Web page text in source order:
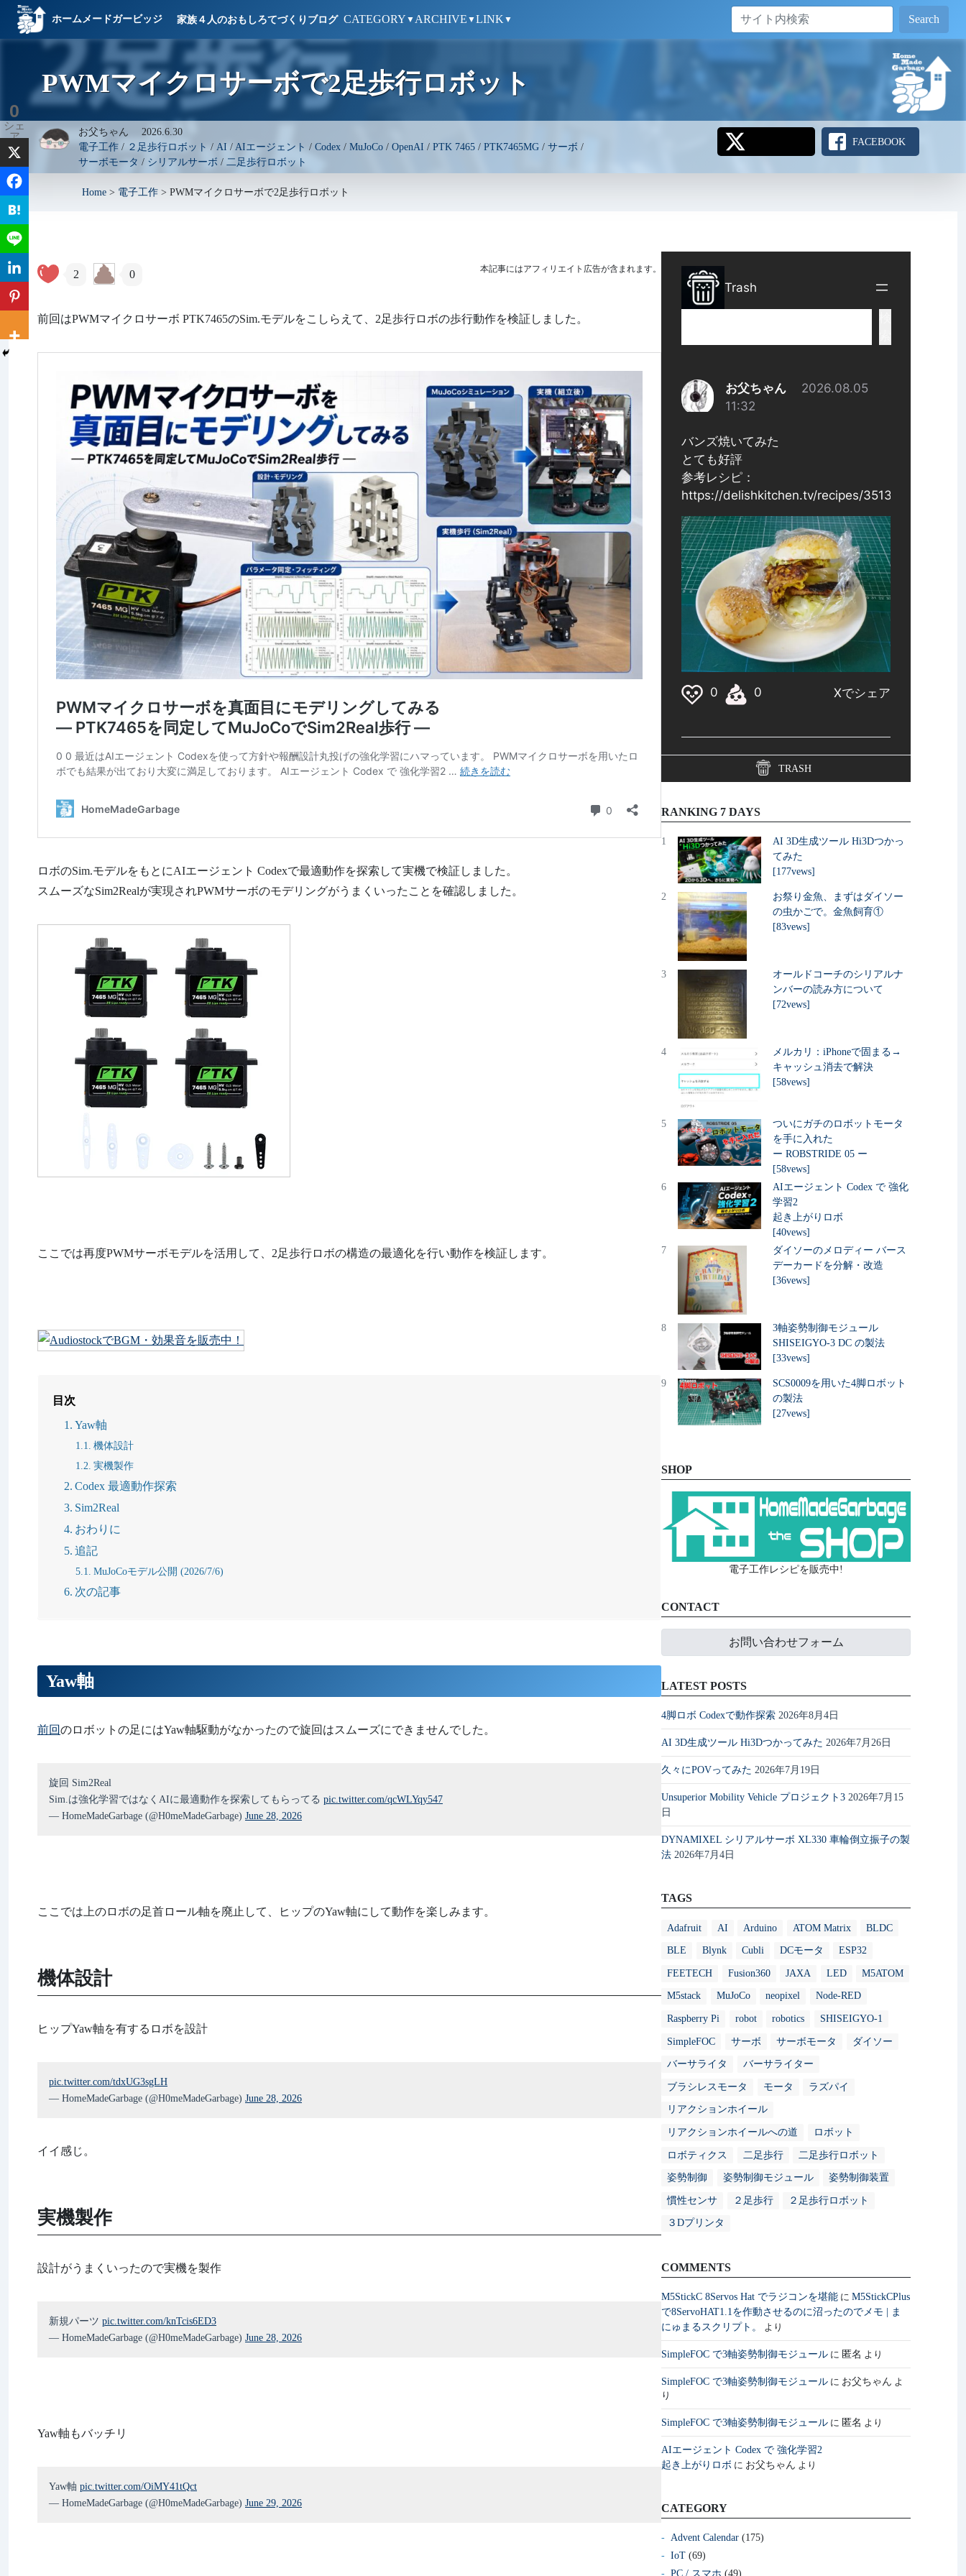
ホームメードガービッジ 家族４人のおもしろてづくりブログ CATEGORY ▼ ARCHIVE ▼LINK ▼ Search
PWMマイクロサーボで2足歩行ロボット
お父ちゃん 2026.6.30
電子工作/ ２足歩行ロボット / AI / AIエージェント / Codex/ MuJoCo/ OpenAI / PTK 7465/ PTK7465MG/ サーボ /
サーボモータ / シリアルサーボ / 二足歩行ロボット
FACEBOOK
Home > 電子工作 > PWMマイクロサーボで2足歩行ロボット
本記事にはアフィリエイト広告が含まれます。
2 0
前回はPWMマイクロサーボ PTK7465のSim.モデルをこしらえて、2足歩行ロボの歩行動作を検証しました。
ロボのSim.モデルをもとにAIエージェント Codexで最適動作を探索して実機で検証しました。
スムーズなSim2Realが実現されPWMサーボのモデリングがうまくいったことを確認しました。
ここでは再度PWMサーボモデルを活用して、2足歩行ロボの構造の最適化を行い動作を検証します。
目次
Yaw軸
機体設計
実機製作
Codex 最適動作探索
Sim2Real
おわりに
追記
MuJoCoモデル公開 (2026/7/6)
次の記事
Yaw軸
前回のロボットの足にはYaw軸駆動がなかったので旋回はスムーズにできませんでした。
旋回 Sim2Real
Sim.は強化学習ではなくAIに最適動作を探索してもらってる pic.twitter.com/qcWLYqy547
— HomeMadeGarbage (@H0meMadeGarbage) June 28, 2026
ここでは上のロボの足首ロール軸を廃止して、ヒップのYaw軸にして動作を楽しみます。
機体設計
ヒップYaw軸を有するロボを設計
pic.twitter.com/tdxUG3sgLH
— HomeMadeGarbage (@H0meMadeGarbage) June 28, 2026
イイ感じ。
実機製作
設計がうまくいったので実機を製作
新規パーツ pic.twitter.com/knTcis6ED3
— HomeMadeGarbage (@H0meMadeGarbage) June 28, 2026
Yaw軸もバッチリ
Yaw軸 pic.twitter.com/OiMY41tQct
— HomeMadeGarbage (@H0meMadeGarbage) June 29, 2026
0
シェ
ア
TRASH
RANKING 7 DAYS
1
AI 3D生成ツール Hi3Dつかっ
てみた
[177vews]
2
お祭り金魚、まずはダイソー
の虫かごで。金魚飼育①
[83vews]
3
オールドコーチのシリアルナ
ンバーの読み方について
[72vews]
4
メルカリ：iPhoneで固まる→
キャッシュ消去で解決
[58vews]
5
ついにガチのロボットモータ
を手に入れた
ー ROBSTRIDE 05 ー
[58vews]
6
AIエージェント Codex で 強化
学習2
起き上がりロボ
[40vews]
7
ダイソーのメロディー バース
デーカードを分解・改造
[36vews]
8
3軸姿勢制御モジュール
SHISEIGYO-3 DC の製法
[33vews]
9
SCS0009を用いた4脚ロボット
の製法
[27vews]
SHOP
電子工作レシピを販売中!
CONTACT
お問い合わせフォーム
LATEST POSTS
4脚ロボ Codexで動作探索 2026年8月4日
AI 3D生成ツール Hi3Dつかってみた 2026年7月26日
久々にPOVってみた 2026年7月19日
Unsuperior Mobility Vehicle プロジェクト3 2026年7月15
日
DYNAMIXEL シリアルサーボ XL330 車輪倒立振子の製
法 2026年7月4日
TAGS
Adafruit AI Arduino ATOM Matrix BLDC
BLE Blynk Cubli DCモータ ESP32
FEETECH Fusion360 JAXA LED M5ATOM
M5stack MuJoCo neopixel Node-RED
Raspberry Pi robot robotics SHISEIGYO-1
SimpleFOC サーボ サーボモータ ダイソー
バーサライタ バーサライター
ブラシレスモータ モータ ラズパイ
リアクションホイール
リアクションホイールへの道 ロボット
ロボティクス 二足歩行 二足歩行ロボット
姿勢制御 姿勢制御モジュール 姿勢制御装置
慣性センサ ２足歩行 ２足歩行ロボット
３Dプリンタ
COMMENTS
M5StickC 8Servos Hat でラジコンを堪能 に M5StickCPlus
で8ServoHAT1.1を作動させるのに沼ったのでメモ | ま
にゅまるスクリプト。
より
SimpleFOC で3軸姿勢制御モジュール に 匿名 より
SimpleFOC で3軸姿勢制御モジュール に お父ちゃん よ
り
SimpleFOC で3軸姿勢制御モジュール に 匿名 より
AIエージェント Codex で 強化学習2
起き上がりロボ に お父ちゃん より
CATEGORY
Advent Calendar (175)
IoT (69)
PC / スマホ (49)